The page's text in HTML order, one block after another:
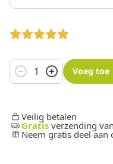
Aantal Voeg toe
Veilig betalen
Gratis verzending
Neem gratis deel